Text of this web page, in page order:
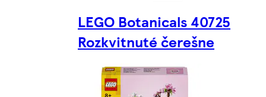
LEGO Botanicals 40725
Rozkvitnuté čerešne